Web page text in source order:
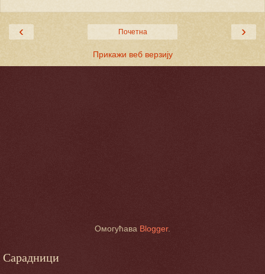
‹ ›
Почетна
Прикажи веб верзију
Омогућава Blogger.
Сарадници